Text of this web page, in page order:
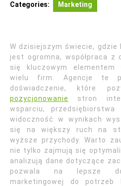
Categories: Marketing
W dzisiejszym świecie, gdzie
jest ogromna, współpraca z
się kluczowym elementem
wielu firm. Agencje te
doświadczenie, które
pozycjonowanie
stron
wsparciu,
widoczność w wynikach
się na większy ruch na
wyższe przychody. Warto
nie tylko zajmują się
analizują dane dotyczące
pozwala na lepsze
marketingowej do potrzeb